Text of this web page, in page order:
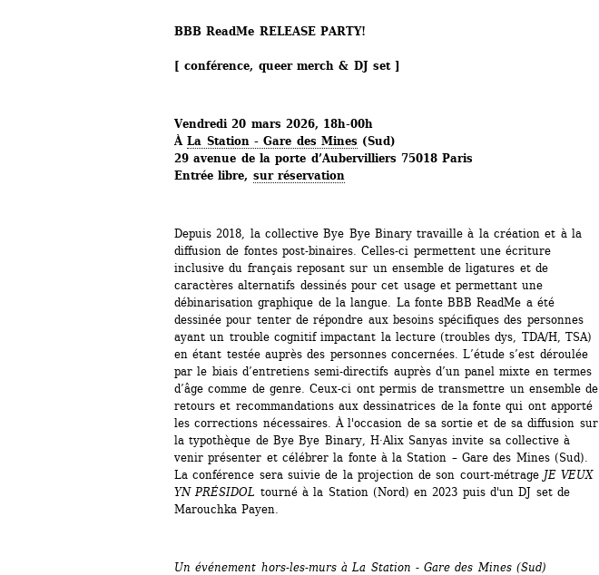
BBB ReadMe RELEASE PARTY!
[ conférence, queer merch & DJ set ]
Vendredi 20 mars 2026, 18h-00h
À La Station -Gare des Mines (Sud)
29 avenue de la porte d’Aubervilliers 75018 Paris
Entrée libre, sur réservation
Depuis 2018, la collective Bye Bye Binary travaille à la création et à la
diffusion de fontes post-binaires. Celles-ci permettent une écriture
inclusive du français reposant sur un ensemble de ligatures et de
caractères alternatifs dessinés pour cet usage et permettant une
débinarisation graphique de la langue. La fonte BBB ReadMe a été
dessinée pour tenter de répondre aux besoins spécifiques des personnes
ayant un trouble cognitif impactant la lecture (troubles dys, TDA/H, TSA)
en étant testée auprès des personnes concernées. L’étude s’est déroulée
par le biais d’entretiens semi-directifs auprès d’un panel mixte en termes
d’âge comme de genre. Ceux-ci ont permis de transmettre un ensemble de
retours et recommandations aux dessinatrices de la fonte qui ont apporté
les corrections nécessaires. À l'occasion de sa sortie et de sa diffusion sur
la typothèque de Bye Bye Binary, H·Alix Sanyas invite sa collective à
venir présenter et célébrer la fonte à la Station – Gare des Mines (Sud).
La conférence sera suivie de la projection de son court-métrage JE VEUX
YN PRÉSIDOL tourné à la Station (Nord) en 2023 puis d'un DJ set de
Marouchka Payen.
Un événement hors-les-murs à La Station - Gare des Mines (Sud)